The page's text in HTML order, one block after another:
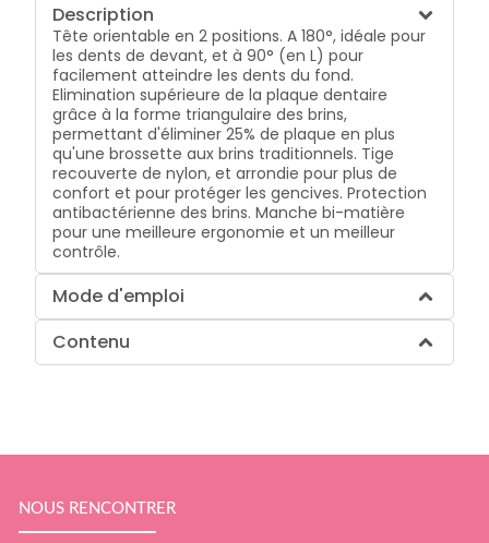
Description
Tête orientable en 2 positions. A 180°, idéale pour
les dents de devant, et à 90° (en L) pour
facilement atteindre les dents du fond.
Elimination supérieure de la plaque dentaire
grâce à la forme triangulaire des brins,
permettant d'éliminer 25% de plaque en plus
qu'une brossette aux brins traditionnels. Tige
recouverte de nylon, et arrondie pour plus de
confort et pour protéger les gencives. Protection
antibactérienne des brins. Manche bi-matière
pour une meilleure ergonomie et un meilleur
contrôle.
Mode d'emploi
Contenu
NOUS RENCONTRER